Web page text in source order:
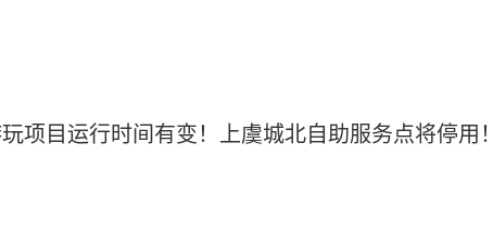
项目运行时间有变！上虞城北自助服务点将停用！